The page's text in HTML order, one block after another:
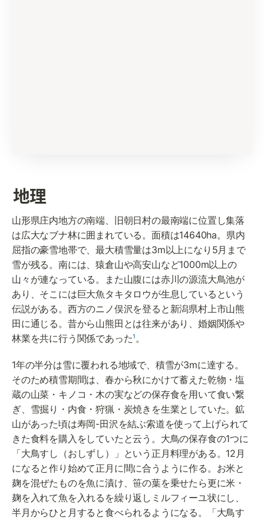
地理
山形県庄内地方の南端、旧朝日村の最南端に位置し集落
は広大なブナ林に囲まれている。面積は14640ha。県内
屈指の豪雪地帯で、最大積雪量は3m以上になり5月まで
雪が残る。南には、猿倉山や高安山など1000m以上の
山々が連なっている。また山腹には赤川の源流大鳥池が
あり、そこには巨大魚タキタロウが生息しているという
伝説がある。西方のニノ俣沢を登ると新潟県村上市山熊
田に通じる。昔から山熊田とは往来があり、婚姻関係や
林業を共に行う関係であった¹。
1年の半分は雪に覆われる地域で、積雪が3mに達する。
そのため積雪期間は、春から秋にかけて蓄えた乾物・塩
蔵の山菜・キノコ・木の実などの保存食を用いて食い繋
ぎ、雪掘り・内食・狩猟・炭焼きを生業としていた。鉱
山があった頃は寿岡-田沢を結ぶ索道を使って上げられて
きた食料を購入をしていたと云う。大鳥の保存食の1つに
「大鳥すし（おしずし）」という正月料理がある。12月
になると作り始めて正月に間に合うように作る。お米と
麹を混ぜたものを魚に漬け、笹の葉を乗せたら更に米・
麹を入れて魚を入れるを繰り返しミルフィーユ状にし、
半月からひと月すると食べられるようになる。「大鳥す